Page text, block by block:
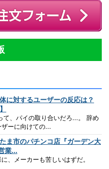
に対するユーザーの反応は？
て、パイの取り合いだろ...。 辞め
ーに向けての...
ま市のパチンコ店『ガーデン大
業...
、メーカーも苦しいはずだ。